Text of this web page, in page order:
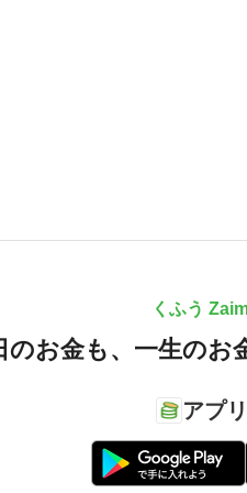
くふう
のお金も、 一生のお
アプ